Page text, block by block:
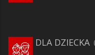
DLA DZIECKA